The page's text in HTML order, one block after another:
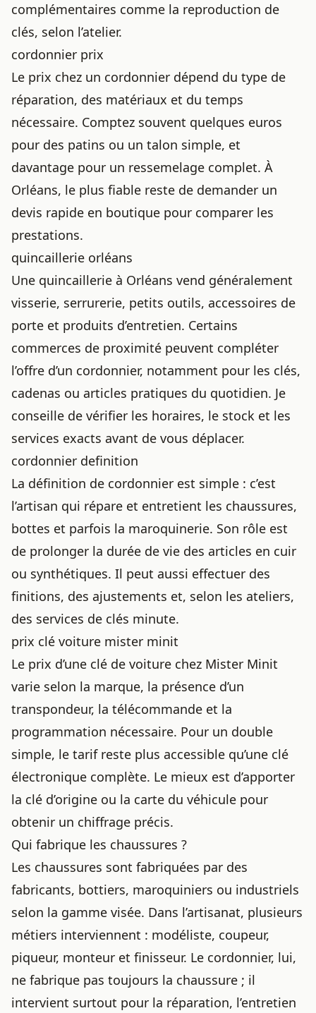
complémentaires comme la reproduction de
clés, selon l’atelier.
cordonnier prix
Le prix chez un cordonnier dépend du type de
réparation, des matériaux et du temps
nécessaire. Comptez souvent quelques euros
pour des patins ou un talon simple, et
davantage pour un ressemelage complet. À
Orléans, le plus fiable reste de demander un
devis rapide en boutique pour comparer les
prestations.
quincaillerie orléans
Une quincaillerie à Orléans vend généralement
visserie, serrurerie, petits outils, accessoires de
porte et produits d’entretien. Certains
commerces de proximité peuvent compléter
l’offre d’un cordonnier, notamment pour les clés,
cadenas ou articles pratiques du quotidien. Je
conseille de vérifier les horaires, le stock et les
services exacts avant de vous déplacer.
cordonnier definition
La définition de cordonnier est simple : c’est
l’artisan qui répare et entretient les chaussures,
bottes et parfois la maroquinerie. Son rôle est
de prolonger la durée de vie des articles en cuir
ou synthétiques. Il peut aussi effectuer des
finitions, des ajustements et, selon les ateliers,
des services de clés minute.
prix clé voiture mister minit
Le prix d’une clé de voiture chez Mister Minit
varie selon la marque, la présence d’un
transpondeur, la télécommande et la
programmation nécessaire. Pour un double
simple, le tarif reste plus accessible qu’une clé
électronique complète. Le mieux est d’apporter
la clé d’origine ou la carte du véhicule pour
obtenir un chiffrage précis.
Qui fabrique les chaussures ?
Les chaussures sont fabriquées par des
fabricants, bottiers, maroquiniers ou industriels
selon la gamme visée. Dans l’artisanat, plusieurs
métiers interviennent : modéliste, coupeur,
piqueur, monteur et finisseur. Le cordonnier, lui,
ne fabrique pas toujours la chaussure ; il
intervient surtout pour la réparation, l’entretien